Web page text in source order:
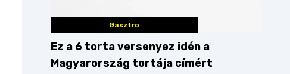
Gasztro
Ez a 6 torta versenyez idén a
Magyarország tortája címért